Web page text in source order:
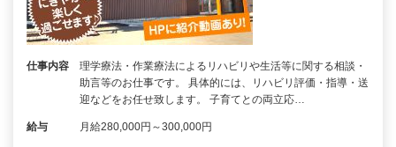
仕事内容
理学療法・作業療法によるリハビリや生活等に関する相談・
助言等のお仕事です。 具体的には、リハビリ評価・指導・送
迎などをお任せ致します。 子育てとの両立応…
給与 月給280,000円～300,000円